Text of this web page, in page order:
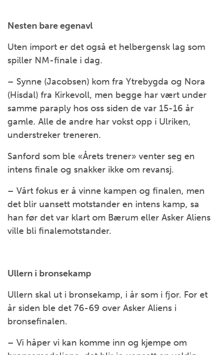
Nesten bare egenavl
Uten import er det også et helbergensk lag som
spiller NM-finale i dag.
– Synne (Jacobsen) kom fra Ytrebygda og Nora
(Hisdal) fra Kirkevoll, men begge har vært under
samme paraply hos oss siden de var 15-16 år
gamle. Alle de andre har vokst opp i Ulriken,
understreker treneren.
Sanford som ble «Årets trener» venter seg en
intens finale og snakker ikke om revansj.
– Vårt fokus er å vinne kampen og finalen, men
det blir uansett motstander en intens kamp, sa
han før det var klart om Bærum eller Asker Aliens
ville bli finalemotstander.
Ullern i bronsekamp
Ullern skal ut i bronsekamp, i år som i fjor. For et
år siden ble det 76-69 over Asker Aliens i
bronsefinalen.
– Vi håper vi kan komme inn og kjempe om